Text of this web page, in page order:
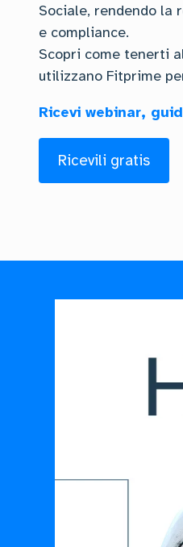
Sociale, rendendo la
e compliance.
Scopri come tenerti
utilizzano Fitprime
Ricevi webinar,
Ricevili gratis